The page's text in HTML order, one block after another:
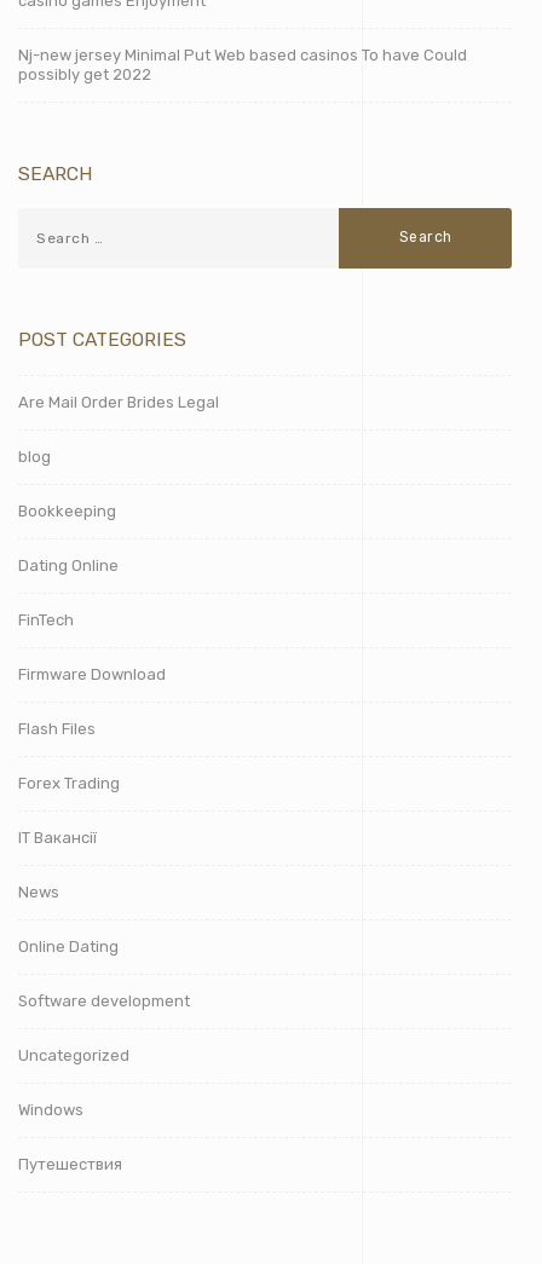
Nj-new jersey Minimal Put Web based casinos To have Could
possibly get 2022
SEARCH
POST CATEGORIES
Are Mail Order Brides Legal
blog
Bookkeeping
Dating Online
FinTech
Firmware Download
Flash Files
Forex Trading
IT Вакансії
News
Online Dating
Software development
Uncategorized
Windows
Путешествия